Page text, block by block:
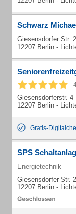
Schwarz
Giesensdorfer Str.
12207 Berlin -
Giesensdorferstr. 4
12207 Berlin -
Gratis-
SPS
Energietechnik
Giesensdorfer Str.
12207 Berlin -